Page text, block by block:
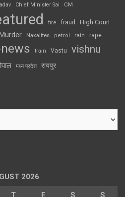
Chief Minister Sai CM
fire fraud High Court
Naxalites petrol rain rape
train Vastu vishnu
मध्य प्रदेश रायपुर
2026
T F S S